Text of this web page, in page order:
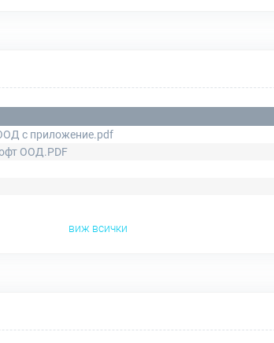
с приложение.pdf
ООД.PDF
виж всички